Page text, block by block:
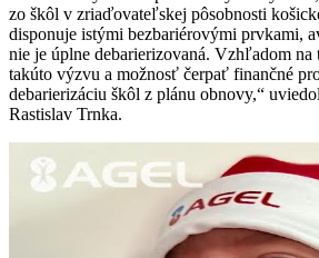
zo škôl v zriaďovateľskej pôsobnosti
disponuje istými bezbariérovými prvkami,
nie je úplne debarierizovaná. Vzhľadom na
takúto výzvu a možnosť čerpať finančné
debarierizáciu škôl z plánu obnovy,“
Rastislav Trnka.